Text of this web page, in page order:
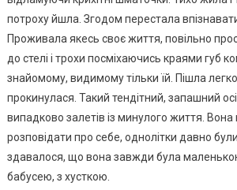
потроху йшла. Згодом перестала
Проживала якесь своє життя, повільно
до стелі і трохи посміхаючись краями губ
знайомому, видимому тільки їй. Пішла
прокинулася. Такий тендітний, запашний
випадково залетів із минулого життя.
розповідати про себе, однолітки давно були
здавалося, що вона завжди була
бабусею, з хусткою.